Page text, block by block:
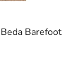
Barefoot